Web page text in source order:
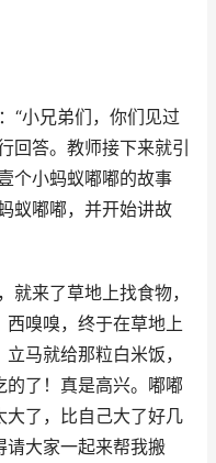
“小兄弟们，你们见过
回答。教师接下来就引
个小蚂蚁嘟嘟的故事
蚁嘟嘟，并开始讲故
就来了草地上找食物，
西嗅嗅，终于在草地上
马就给那粒白米饭，
的了！真是高兴。嘟嘟
大了，比自己大了好几
请大家一起来帮我搬